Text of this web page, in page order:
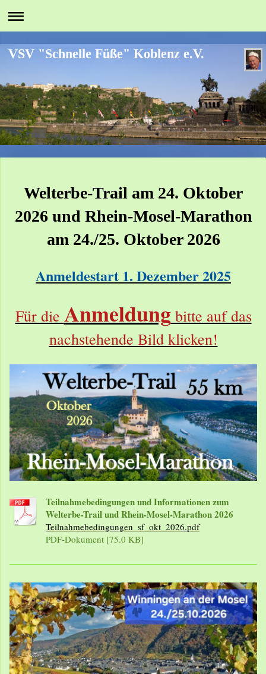
VSV "Schnelle Füße" Koblenz e.V.
Welterbe-Trail am 24. Oktober
2026 und Rhein-Mosel-Marathon
am 24./25. Oktober 2026
Anmeldestart 1. Dezember 2025
Für die Anmeldungbitte auf das
nachstehende Bild klicken!
Teilnahmebedingungen und Informationen zum
Welterbe-Trail und Rhein-Mosel-Marathon 2026
Teilnahmebedingungen_sf_okt_2026.pdf
PDF-Dokument [75.0 KB]